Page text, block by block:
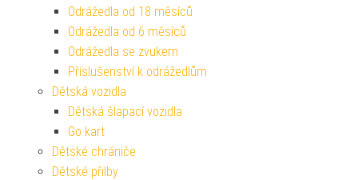
Odrážedla od 18 měsíců
Odrážedla od 6 měsíců
Odrážedla se zvukem
Příslušenství k odrážedlům
Dětská vozidla
Dětská šlapací vozidla
Go kart
Dětské chrániče
Dětské přilby